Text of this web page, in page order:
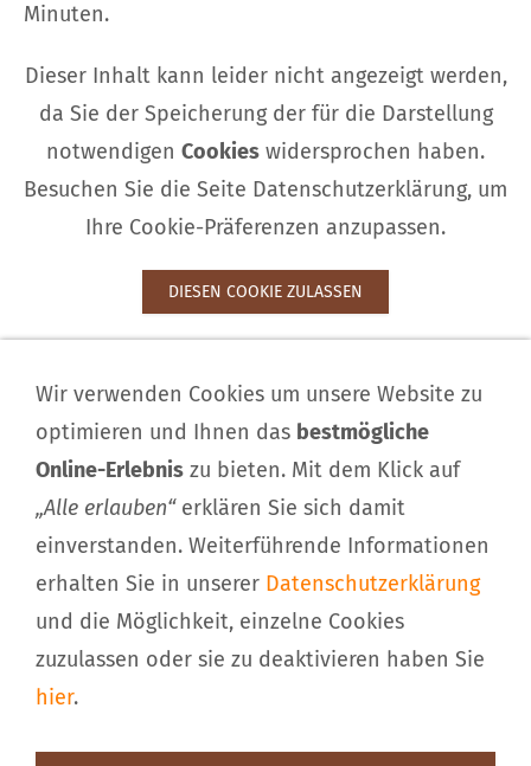
Minuten.
Dieser Inhalt kann leider nicht angezeigt werden,
da Sie der Speicherung der für die Darstellung
notwendigen Cookies widersprochen haben.
Besuchen Sie die Seite Datenschutzerklärung, um
Ihre Cookie-Präferenzen anzupassen.
DIESEN COOKIE ZULASSEN
Impressum
Kontakt
Download
Haftungsausschluss
Sitemap
Datenschutzerklärung
Cookieeinwilligung
© Kindergartenland e.V., Kinderhaus »SPIEL MIT
Wir verwenden Cookies um unsere Website zu
optimieren und Ihnen das bestmögliche
Online-Erlebnis zu bieten. Mit dem Klick auf
„Alle erlauben“erklären Sie sich damit
einverstanden. Weiterführende Informationen
erhalten Sie in unserer Datenschutzerklärung
und die Möglichkeit, einzelne Cookies
zuzulassen oder sie zu deaktivieren haben Sie
hier.